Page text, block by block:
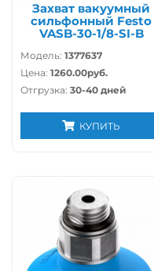
Захват вакуумный
сильфонный Festo
VASB-30-1/8-SI-B
Модель: 1377637
Цена: 1260.00руб.
Отгрузка: 30-40 дней
КУПИТЬ